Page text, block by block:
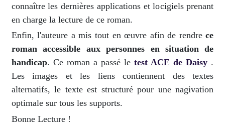
connaître les dernières applications et locigiels prenant
en charge la lecture de ce roman.
Enfin, l'auteure a mis tout en œuvre afin de rendrece
roman accessible aux personnes en situation de
handicap. Ce roman a passé letest ACE de Daisy .
Les images et les liens contiennent des textes
alternatifs, le texte est structuré pour une nagivation
optimale sur tous les supports.
Bonne Lecture !